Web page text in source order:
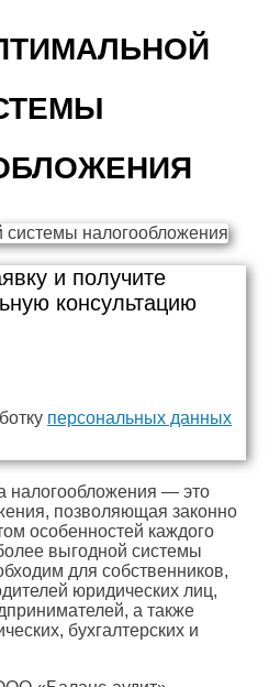
и получите
консультацию
персональных данных
налогообложения — это
позволяющая законно
особенностей каждого
выгодной системы
для собственников,
юридических лиц,
а также
бухгалтерских и